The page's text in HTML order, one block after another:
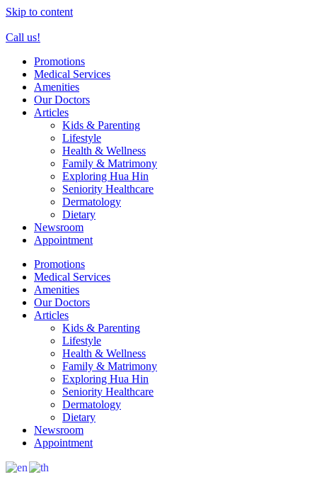
Skip to content
Call us!
Promotions
Medical Services
Amenities
Our Doctors
Articles
Kids & Parenting
Lifestyle
Health & Wellness
Family & Matrimony
Exploring Hua Hin
Seniority Healthcare
Dermatology
Dietary
Newsroom
Appointment
Promotions
Medical Services
Amenities
Our Doctors
Articles
Kids & Parenting
Lifestyle
Health & Wellness
Family & Matrimony
Exploring Hua Hin
Seniority Healthcare
Dermatology
Dietary
Newsroom
Appointment